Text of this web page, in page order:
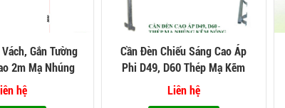
Gắn Tường
2m Mạ Nhúng
Nóng
hệ
Cần Đèn Chiếu Sáng Cao Áp
Phi D49, D60 Thép Mạ Kẽm
Nhúng Nóng
Liên hệ